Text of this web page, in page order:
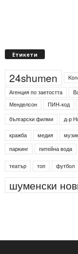
Етикети
24shumen
Агенция по заетостта
Менделсон
ПИН-код
български филми
д-р
кражба медия
паркинг питейна вода
театър топ футбол
шуменски